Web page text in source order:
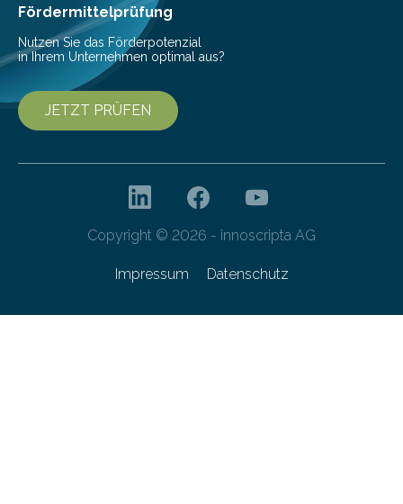
Fördermittelprüfung
Nutzen Sie das Förderpotenzial
in Ihrem Unternehmen optimal aus?
JETZT PRÜFEN
Copyright © 2026 - innoscripta AG
Impressum Datenschutz